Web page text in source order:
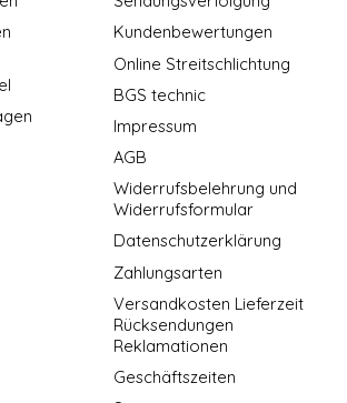
Kundenbewertungen
Online Streitschlichtung
BGS technic
Impressum
AGB
Widerrufsbelehrung und
Widerrufsformular
Datenschutzerklärung
Zahlungsarten
Versandkosten Lieferzeit
Rücksendungen
Reklamationen
Geschäftszeiten